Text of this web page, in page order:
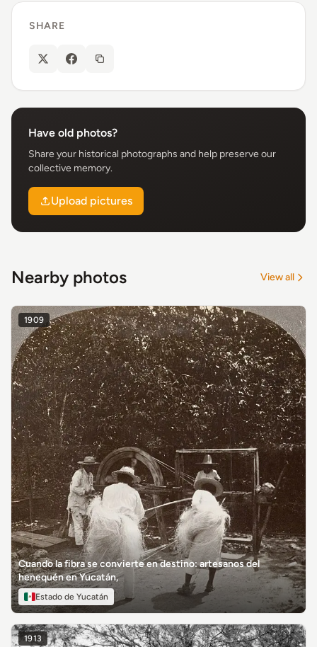
SHARE
Have old photos?
Share your historical photographs and help preserve our
collective memory.
Upload pictures
Nearby photos View all
1909
Cuando la fibra se convierte en destino: artesanos del
henequén en Yucatán,
Estado de Yucatán
1913